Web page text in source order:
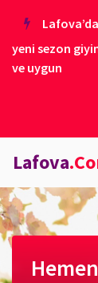
yeni sezon
ve uygun
Lafova